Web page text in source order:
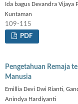
Ida bagus Devandra
Kuntaman
109-115
PDF
Pengetahuan Remaja
Manusia
Emillia Devi Dwi Rianti,
Anindya Hardiyanti